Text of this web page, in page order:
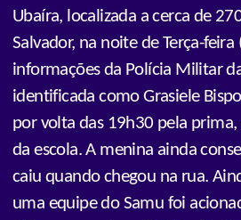
Ubaíra, localizada a cerca de
Salvador, na noite de Terça-
informações da Polícia Militar
identificada como Grasiele
por volta das 19h30 pela
da escola. A menina ainda
caiu quando chegou na rua.
uma equipe do Samu foi